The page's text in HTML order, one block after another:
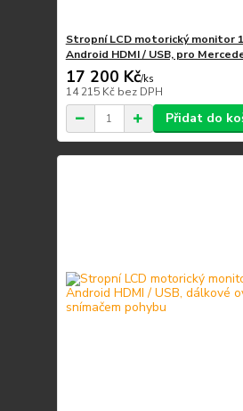
Stropní LCD motorický monitor
Android HDMI / USB, pro
17 200 Kč/ks
14 215 Kč bez DPH
Přidat do